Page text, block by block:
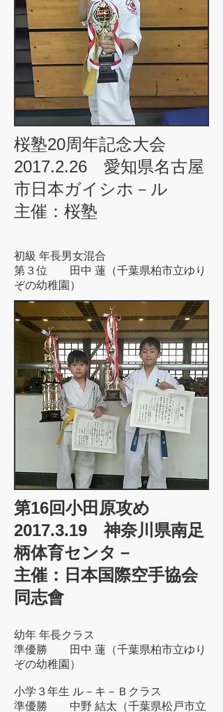
桜塾20周年記念大会
2017.2.26 愛知県名古屋
市日本ガイシホ－ル
主催：桜塾
初級 年長男女混合
第３位 田中 蓮（千葉県柏市立ゆり
ぞの幼稚園）
第16回小田原攻め
2017.3.19 神奈川県南足
柄体育センタ－
主催：日本国際空手協会
同志會
幼年 年長クラス
準優勝 田中 蓮（千葉県柏市立ゆり
ぞの幼稚園）
小学３年生 ル－キ－Ｂクラス
準優勝 中野 結太（千葉県松戸市立